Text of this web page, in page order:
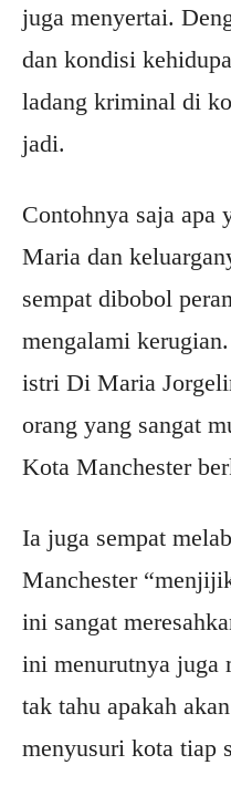
juga menyertai.
dan kondisi
ladang kriminal di
jadi.
Contohnya saja apa
Maria dan
sempat dibobol
mengalami
istri Di Maria
orang yang sangat
Kota Manchester
Ia juga sempat
Manchester
ini sangat
ini menurutnya juga
tak tahu apakah
menyusuri kota tiap